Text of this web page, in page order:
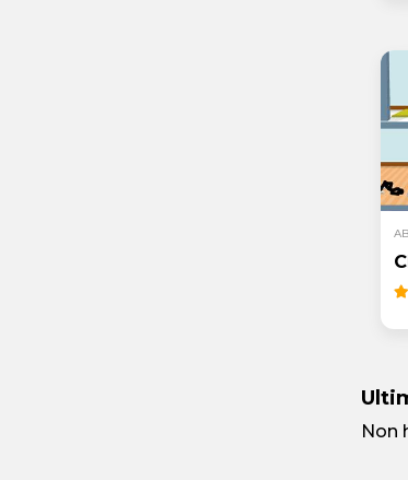
Non